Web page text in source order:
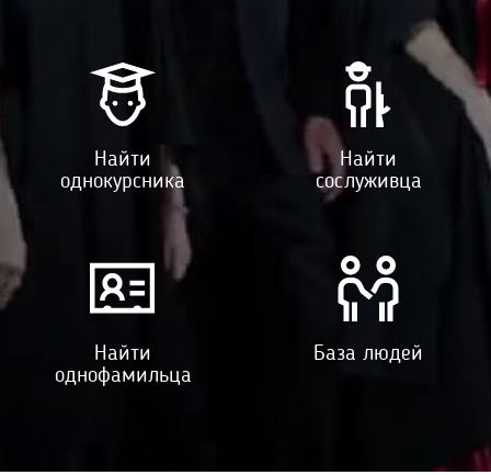
Найти
однокурсника
Найти
сослуживца
Найти
однофамильца
База людей